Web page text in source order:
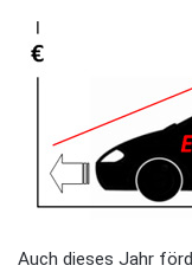
Auch dieses Jahr